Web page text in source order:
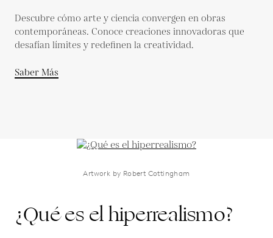
Descubre cómo arte y ciencia convergen en obras
contemporáneas. Conoce creaciones innovadoras que
desafían límites y redefinen la creatividad.
Saber Más
Artwork by Robert Cottingham
¿Qué es el hiperrealismo?